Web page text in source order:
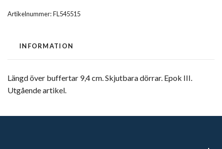
Artikelnummer:FL545515
INFORMATION
Längd över buffertar 9,4 cm. Skjutbara dörrar. Epok III.
Utgående artikel.